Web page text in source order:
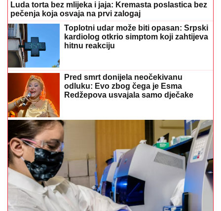
Luda torta bez mlijeka i jaja: Kremasta poslastica bez
pečenja koja osvaja na prvi zalogaj
Toplotni udar može biti opasan: Srpski
kardiolog otkrio simptom koji zahtijeva
hitnu reakciju
Pred smrt donijela neočekivanu
odluku: Evo zbog čega je Esma
Redžepova usvajala samo dječake